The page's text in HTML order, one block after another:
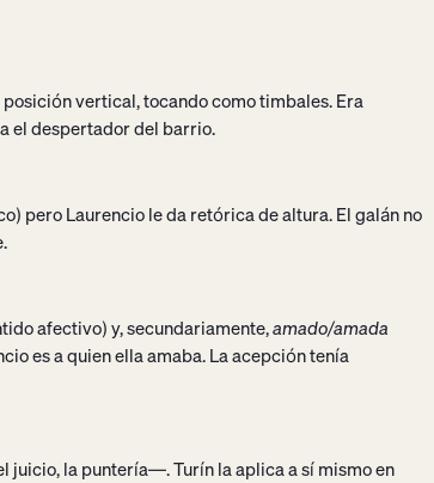
posición vertical, tocando como timbales. Era
el despertador del barrio.
pero Laurencio le da retórica de altura. El galán no
afectivo) y, secundariamente,amado/amada
es a quien ella amaba. La acepción tenía
juicio, la puntería—. Turín la aplica a sí mismo en